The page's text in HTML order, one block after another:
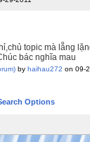
topic mà lẵng
bác nghĩa mau
by haihau272 on 09-
Options